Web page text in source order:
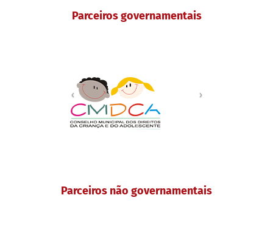
Parceiros governamentais
Parceiros não governamentais